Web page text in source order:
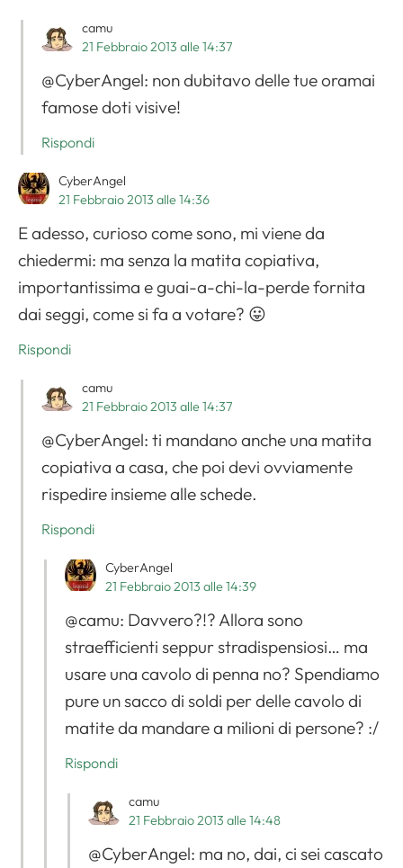
camu
21 Febbraio 2013 alle 14:37
@CyberAngel: non dubitavo delle tue oramai
famose doti visive!
Rispondi
CyberAngel
21 Febbraio 2013 alle 14:36
E adesso, curioso come sono, mi viene da
chiedermi: ma senza la matita copiativa,
importantissima e guai-a-chi-la-perde fornita
dai seggi, come si fa a votare? 😛
Rispondi
camu
21 Febbraio 2013 alle 14:37
@CyberAngel: ti mandano anche una matita
copiativa a casa, che poi devi ovviamente
rispedire insieme alle schede.
Rispondi
CyberAngel
21 Febbraio 2013 alle 14:39
@camu: Davvero?!? Allora sono
straefficienti seppur stradispensiosi… ma
usare una cavolo di penna no? Spendiamo
pure un sacco di soldi per delle cavolo di
matite da mandare a milioni di persone? :/
Rispondi
camu
21 Febbraio 2013 alle 14:48
@CyberAngel: ma no, dai, ci sei cascato
Apri il menu di navigazione